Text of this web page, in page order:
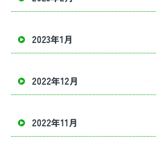
2023年1月
2022年12月
2022年11月